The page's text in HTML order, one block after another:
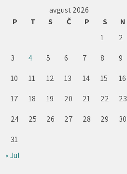
avgust 2026
P
T S Č P S
N
1
2
3
4 5 6 7 8
9
10
11 12 13 14 15
16
17
18 19 20 21 22
23
24
25 26 27 28 29
30
31
« Jul